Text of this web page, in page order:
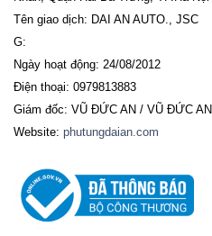
Tên giao dịch: DAI AN AUTO., JSC
G:
Ngày hoạt động: 24/08/2012
Điện thoại: 0979813883
Giám đốc: VŨ ĐỨC AN / VŨ ĐỨC AN
Website: phutungdaian.com